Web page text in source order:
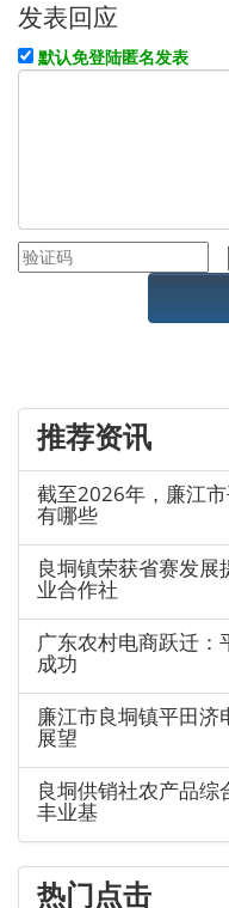
发表回应
默认免登陆匿名发表
推荐资讯
截至2026年，廉江
有哪些
良垌镇荣获省赛发
业合作社
广东农村电商跃迁：
成功
廉江市良垌镇平田
展望
良垌供销社农产品
丰业基
热门点击